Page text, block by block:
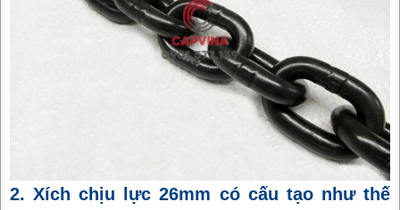
2. Xích chịu lực 26mm có cấu tạo như thế